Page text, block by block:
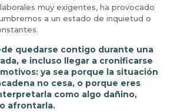
muy exigentes, ha provocado
a un estado de inquietud o
quedarse contigo durante una
e incluso llegar a cronificarse
ya sea porque la situación
no cesa, o porque eres
como algo dañino,
afrontarla.